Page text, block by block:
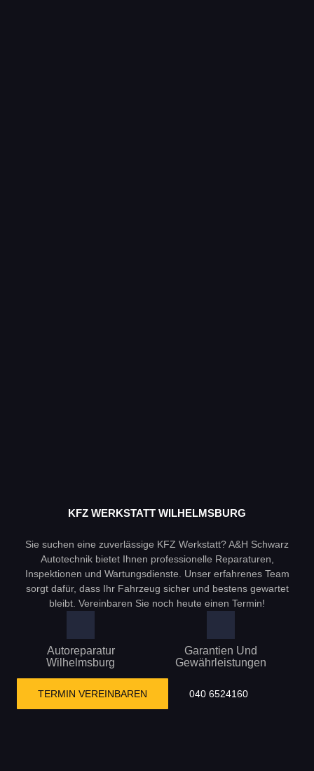
KFZ WERKSTATT WILHELMSBURG
Sie suchen eine zuverlässige KFZ Werkstatt? A&H Schwarz
Autotechnik bietet Ihnen professionelle Reparaturen,
Inspektionen und Wartungsdienste. Unser erfahrenes Team
sorgt dafür, dass Ihr Fahrzeug sicher und bestens gewartet
bleibt. Vereinbaren Sie noch heute einen Termin!
Autoreparatur
Wilhelmsburg
Garantien Und
Gewährleistungen
TERMIN VEREINBAREN 040 6524160